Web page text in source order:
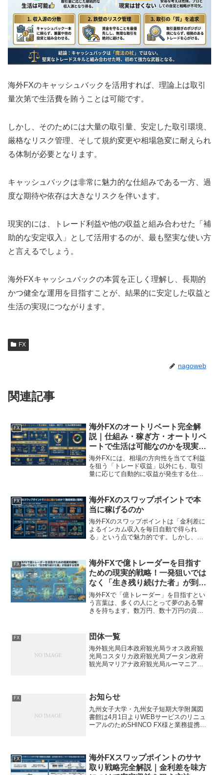
海外FXのキャッシュバックを活用すれば、理論上は取引
量次第で生活費を賄うことは可能です。
しかし、そのためには大量の取引量、安定した取引環境、
厳格なリスク管理、そして規約変更や相場急変に耐えられ
る体制が必要となります。
キャッシュバックは非常に魅力的な仕組みである一方、過
度な期待や依存は大きなリスクを伴います。
現実的には、トレード利益や他の収益と組み合わせた「補
助的な安定収入」として活用するのが、最も堅実な使い方
と言えるでしょう。
海外FXキャッシュバックの本質を正しく理解し、長期的
かつ健全な運用を目指すことが、結果的に安定した収益と
生活の実現につながります。
FX
nagoweb
関連記事
FX
海外FXのオートリベート完全解
説｜仕組み・稼ぎ方・オートリベ
ートで生活は可能なのかを現実的
に検証する
海外FXには、相場の方向性を当てて利益
を狙う「トレード収益」以外にも、取引
量に応じて自動的に収益が発生する仕組
ベートは、取引を行うだけで一定額が還
元されるため、勝敗に左...
FX
海外FXのスワップポイントで本
当に稼げるのか
海外FXのスワップポイントは「金利差に
よるインカム収入を毎日自動で得られ
る」という点で魅力的です。しかし、単
化するための条件や、スワップだけで生
活するにはどれほどの資金...
FX
海外FXで億トレーダーを目指す
ための現実的戦略！一発狙いでは
なく「生き残り続けた者」が到達
する世界
海外FXで「億トレーダー」を目指すとい
う言葉は、多くの人にとって夢のある響
きを持ちます。数万円、数十万円の資金
イトでは、そのような成功談が日々発信
されています。しかし...
FX 団体一覧
海外観光局日本政府観光局ラオス政府観
光局コスタリカ政府観光局ブータン政府
観光局マリアナ政府観光局ルーマニア政
サミット世界経済フォー...
FX お知らせ
九州女子大学・九州女子短期大学附属図
書館は4月1日よりWEBサービスのリニュ
ーアルのためSHINCO FX様と業務提携を
数...
FX
海外FXスワップポイントのサヤ
取り戦略完全解説｜金利差を味方